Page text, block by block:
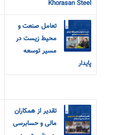
Khorasan Steel
تعامل صنعت و
محیط زیست در
مسیر توسعه
پایدار
تقدیر از همکاران
مالی و حسابرسی